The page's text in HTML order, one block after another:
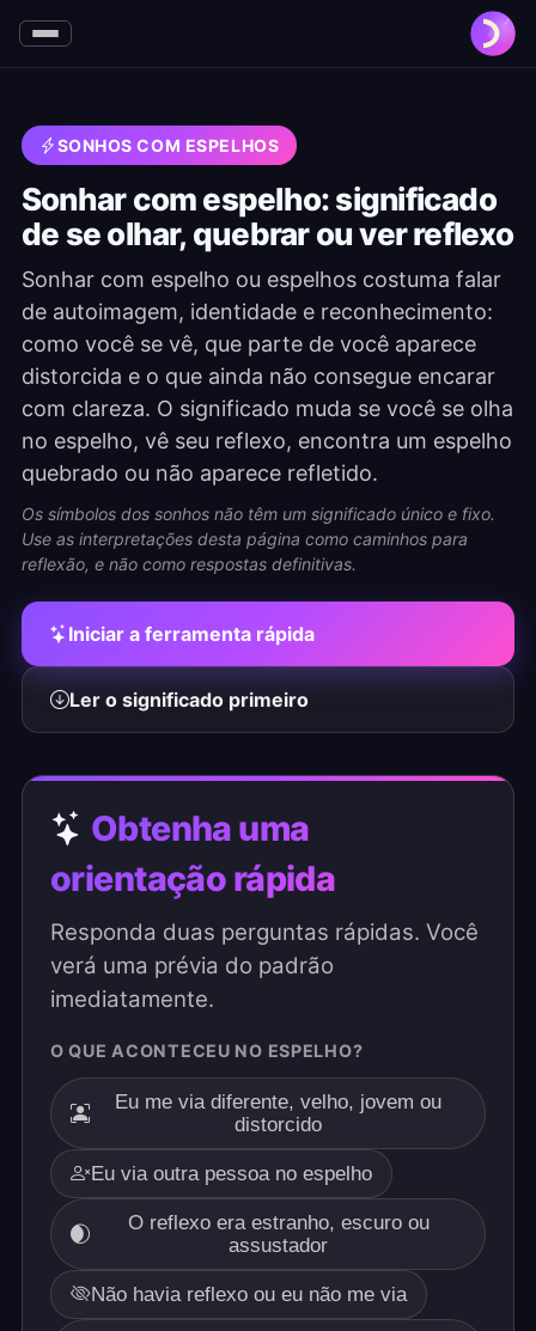
SONHOS COM ESPELHOS
Sonhar com espelho: significado
de se olhar, quebrar ou ver reflexo
Sonhar com espelho ou espelhos costuma falar
de autoimagem, identidade e reconhecimento:
como você se vê, que parte de você aparece
distorcida e o que ainda não consegue encarar
com clareza. O significado muda se você se olha
no espelho, vê seu reflexo, encontra um espelho
quebrado ou não aparece refletido.
Os símbolos dos sonhos não têm um significado único e fixo.
Use as interpretações desta página como caminhos para
reflexão, e não como respostas definitivas.
Iniciar a ferramenta rápida
Ler o significado primeiro
Obtenha uma
orientação rápida
Responda duas perguntas rápidas. Você
verá uma prévia do padrão
imediatamente.
O QUE ACONTECEU NO ESPELHO?
Eu me via diferente, velho, jovem ou
distorcido
Eu via outra pessoa no espelho
O reflexo era estranho, escuro ou
assustador
Não havia reflexo ou eu não me via